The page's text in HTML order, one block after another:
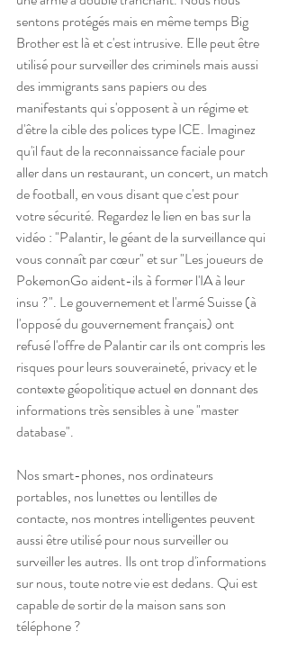
sentons protégés mais en même temps Big
Brother est là et c'est intrusive. Elle peut être
utilisé pour surveiller des criminels mais aussi
des immigrants sans papiers ou des
manifestants qui s'opposent à un régime et
d'être la cible des polices type ICE. Imaginez
qu'il faut de la reconnaissance faciale pour
aller dans un restaurant, un concert, un match
de football, en vous disant que c'est pour
votre sécurité. Regardez le lien en bas sur la
vidéo : "Palantir, le géant de la surveillance qui
vous connaît par cœur" et sur "Les joueurs de
PokemonGo aident-ils à former l'IA à leur
insu ?". Le gouvernement et l'armé Suisse (à
l'opposé du gouvernement français) ont
refusé l'offre de Palantir car ils ont compris les
risques pour leurs souveraineté, privacy et le
contexte géopolitique actuel en donnant des
informations très sensibles à une "master
database".
Nos smart-phones, nos ordinateurs
portables, nos lunettes ou lentilles de
contacte, nos montres intelligentes peuvent
aussi être utilisé pour nous surveiller ou
surveiller les autres. Ils ont trop d'informations
sur nous, toute notre vie est dedans. Qui est
capable de sortir de la maison sans son
téléphone ?